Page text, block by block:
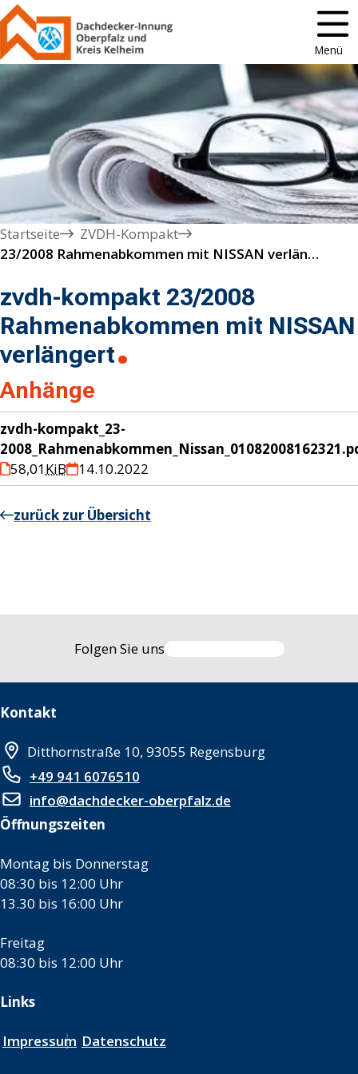
Menü
Startseite
ZVDH-Kompakt
23/2008 Rahmenabkommen mit NISSAN verlängert
zvdh-kompakt 23/2008
Rahmenabkommen mit NISSAN
verlängert
Anhänge
zvdh-kompakt_23-
58,01KiB 14.10.2022
zurück zur Übersicht
Folgen Sie uns
Kontakt
Ditthornstraße 10, 93055 Regensburg
+49 941 6076510
info@dachdecker-oberpfalz.de
Öffnungszeiten
Montag bis Donnerstag
08:30 bis 12:00 Uhr
13.30 bis 16:00 Uhr
Freitag
08:30 bis 12:00 Uhr
Links
Impressum Datenschutz